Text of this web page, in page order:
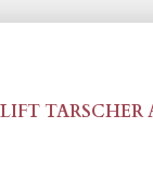
TARSCHER